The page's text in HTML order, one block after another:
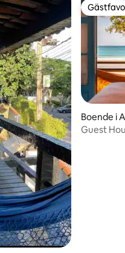
Boende i
Guest